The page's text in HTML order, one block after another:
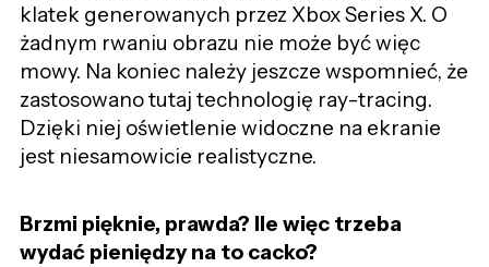
klatek generowanych przez Xbox Series X. O
żadnym rwaniu obrazu nie może być więc
mowy. Na koniec należy jeszcze wspomnieć, że
zastosowano tutaj technologię ray-tracing.
Dzięki niej oświetlenie widoczne na ekranie
jest niesamowicie realistyczne.
Brzmi pięknie, prawda? Ile więc trzeba
wydać pieniędzy na to cacko?